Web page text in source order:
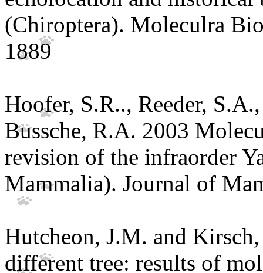
(Chiroptera). Moleculra
1889
Hoofer, S.R.., Reeder,
Bussche, R.A. 2003
revision of the infraorder
Mammalia). Journal of
Hutcheon, J.M. and
different tree: results of